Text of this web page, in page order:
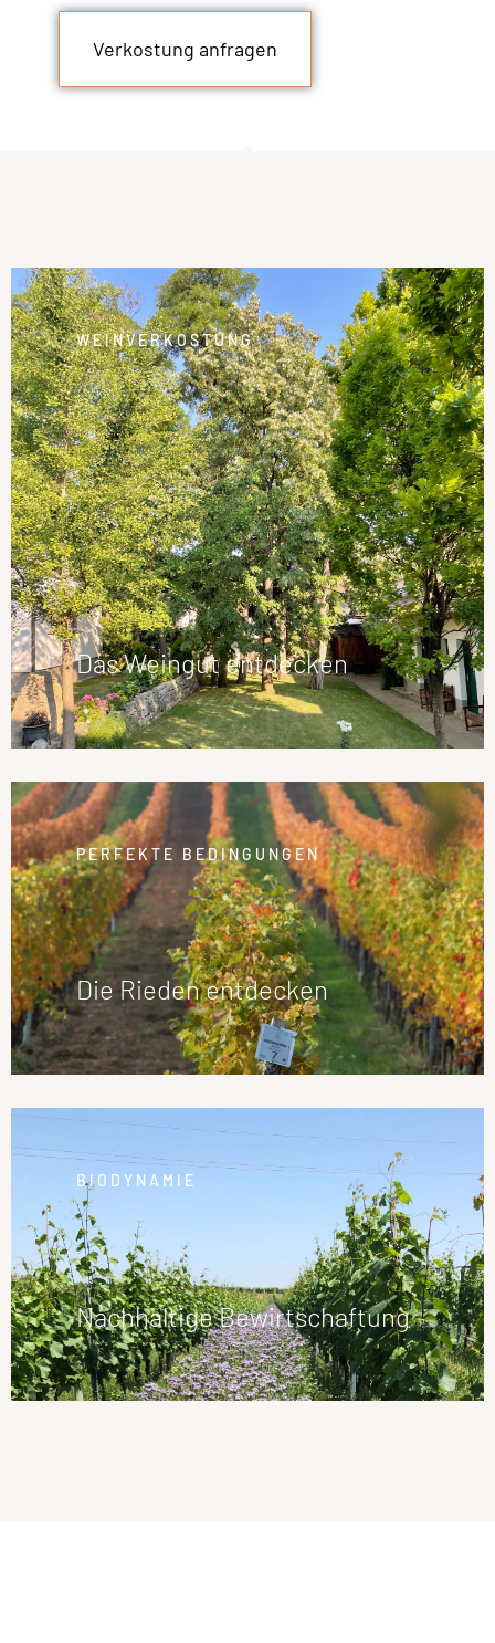
Verkostung anfragen
WEINVERKOSTUNG
Das Weingut entdecken
PERFEKTE BEDINGUNGEN
Die Rieden entdecken
BIODYNAMIE
Nachhaltige Bewirtschaftung